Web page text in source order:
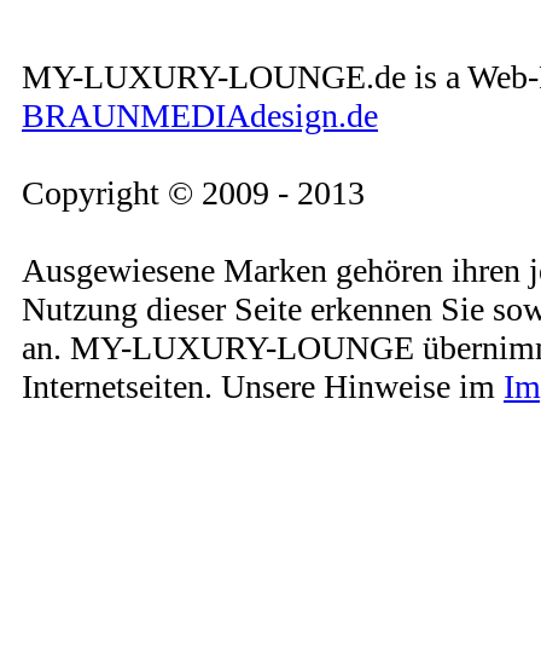
MY-LUXURY-LOUNGE.de is a
BRAUNMEDIAdesign.de
Copyright © 2009 - 2013
Ausgewiesene Marken gehören
Nutzung dieser Seite erkennen Sie
an. MY-LUXURY-LOUNGE
Internetseiten. Unsere Hinweise im